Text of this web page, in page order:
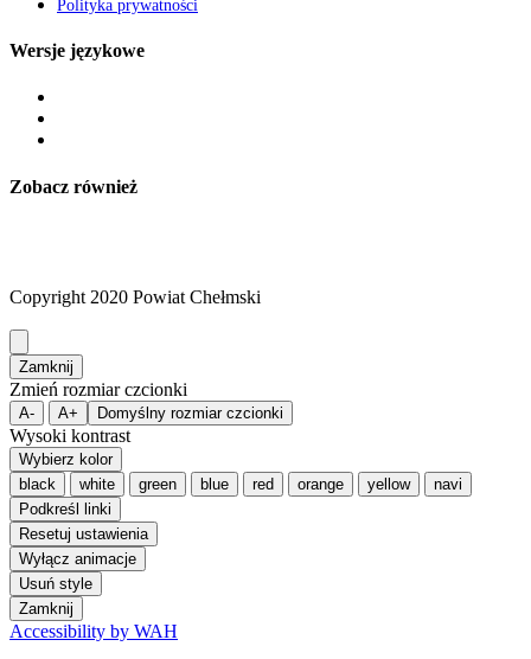
Polityka prywatności
Wersje językowe
Zobacz również
Copyright 2020 Powiat Chełmski
Zamknij
Zmień rozmiar czcionki
A- A+ Domyślny rozmiar czcionki
Wysoki kontrast
Wybierz kolor
black
white green blue red orange yellow
navi
Podkreśl linki
Resetuj ustawienia
Wyłącz animacje
Usuń style
Zamknij
Accessibility by WAH